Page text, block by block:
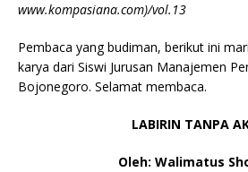
www.kompasiana.com)/vol.13
Pembaca yang budiman, berikut ini
karya dari Siswi Jurusan Manajemen
Bojonegoro. Selamat membaca.
LABIRIN TANPA
Oleh: Walimatus